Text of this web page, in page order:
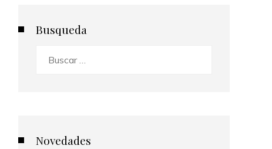
Busqueda
Novedades